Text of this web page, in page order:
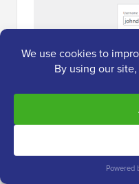
Sfat bonus:
formulare cu
Blocarea serviciilor de
una dintre cele mai